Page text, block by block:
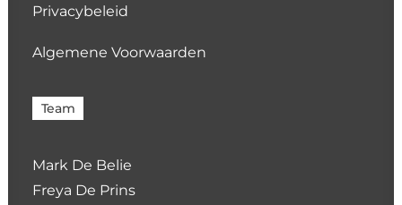
Privacybeleid
Algemene Voorwaarden
Team
Mark De Belie
Freya De Prins